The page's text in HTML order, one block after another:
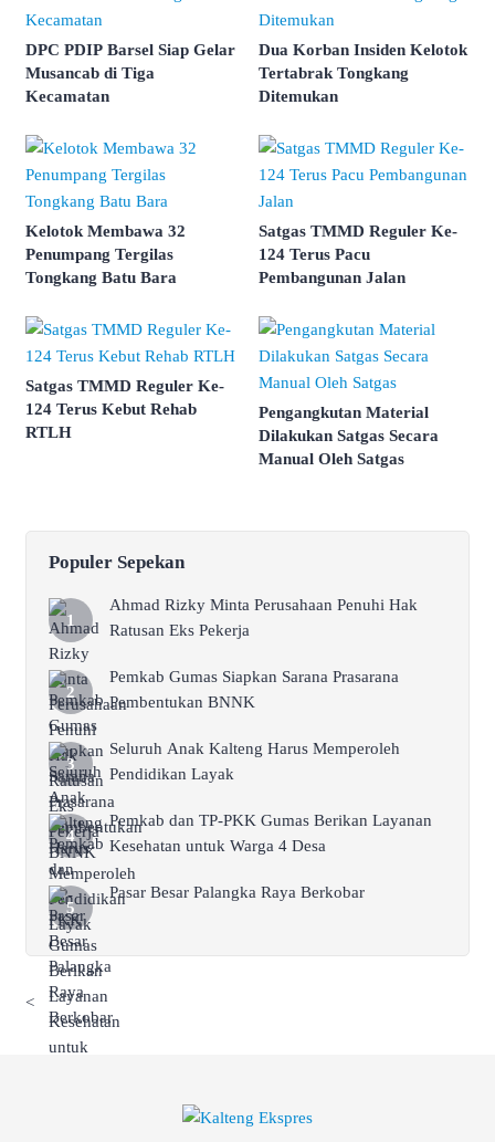
DPC PDIP Barsel Siap Gelar
Musancab di Tiga
Kecamatan
Dua Korban Insiden Kelotok
Tertabrak Tongkang
Ditemukan
Kelotok Membawa 32
Penumpang Tergilas
Tongkang Batu Bara
Satgas TMMD Reguler Ke-
124 Terus Pacu
Pembangunan Jalan
Satgas TMMD Reguler Ke-
124 Terus Kebut Rehab
RTLH
Pengangkutan Material
Dilakukan Satgas Secara
Manual Oleh Satgas
Populer Sepekan
Ahmad Rizky Minta Perusahaan Penuhi Hak
Ratusan Eks Pekerja
Pemkab Gumas Siapkan Sarana Prasarana
Pembentukan BNNK
Seluruh Anak Kalteng Harus Memperoleh
Pendidikan Layak
Pemkab dan TP-PKK Gumas Berikan Layanan
Kesehatan untuk Warga 4 Desa
Pasar Besar Palangka Raya Berkobar
<